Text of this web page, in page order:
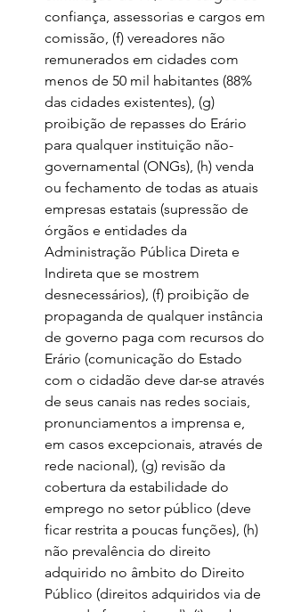
confiança, assessorias e cargos em
comissão, (f) vereadores não
remunerados em cidades com
menos de 50 mil habitantes (88%
das cidades existentes), (g)
proibição de repasses do Erário
para qualquer instituição não-
governamental (ONGs), (h) venda
ou fechamento de todas as atuais
empresas estatais (supressão de
órgãos e entidades da
Administração Pública Direta e
Indireta que se mostrem
desnecessários), (f) proibição de
propaganda de qualquer instância
de governo paga com recursos do
Erário (comunicação do Estado
com o cidadão deve dar-se através
de seus canais nas redes sociais,
pronunciamentos a imprensa e,
em casos excepcionais, através de
rede nacional), (g) revisão da
cobertura da estabilidade do
emprego no setor público (deve
ficar restrita a poucas funções), (h)
não prevalência do direito
adquirido no âmbito do Direito
Público (direitos adquiridos via de